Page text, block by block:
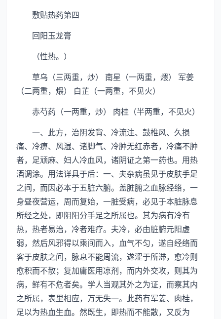
敷贴热药第四
回阳玉龙膏
（性热。）
草乌（三两重，炒） 南星（一两重，煨） 军姜
（二两重，煨） 白芷（一两重，不见火）
赤芍药（一两重，炒） 肉桂（半两重，不见火）
一、此方，治阴发背、冷流注、鼓椎风、久损
痛、冷痹、风湿、诸脚气、冷肿无红赤者，冷痛不肿
者，足顽麻、妇人冷血风，诸阴证之第一药也。用热
酒调涂。用法详具于后：一、夫杂病虽见于皮肤手足
之间，而因必本于五脏六腑。盖脏腑之血脉经络，一
身昼夜营运，周而复始，一脏受病，必见于本脏脉息
所经之处，即阴阳分手足之所属也。其为病有冷有
热，热者易治，冷者难疗。夫冷，必由脏腑元阳虚
弱，然后风邪得以乘间而入，血气不匀，遂自经络而
客于皮肤之间，脉息不能周流，遂涩于所滞，愈冷则
愈积而不散；复加庸医用凉剂，而内外交攻，则其为
病，鲜有不危者矣。学人当观其外之为证，而察其内
之所属，表里相应，万无失一。此药有军姜、肉桂，
足以为热血生血。然既生，即热而不能散，又反为